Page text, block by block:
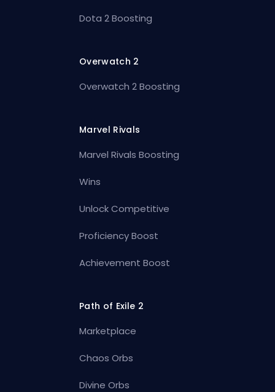
Dota 2 Boosting
Overwatch 2
Overwatch 2 Boosting
Marvel Rivals
Marvel Rivals Boosting
Wins
Unlock Competitive
Proficiency Boost
Achievement Boost
Path of Exile 2
Marketplace
Chaos Orbs
Divine Orbs